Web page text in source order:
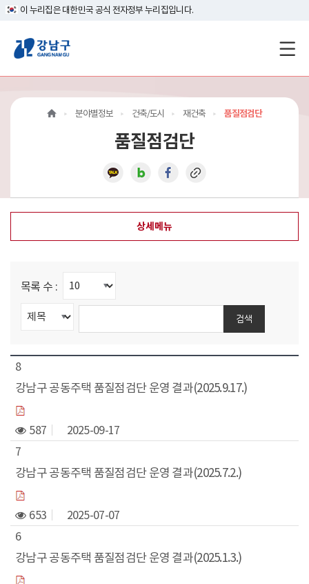
이 누리집은 대한민국 공식 전자정부 누리집입니다.
강
남
구
지
메
이
동
분야별정보 건축/도시 재건축 품질점검단
품질점검단
상세메뉴
목록 수 :
검색
8
강남구 공동주택 품질점검단 운영 결과(2025.9.17.)
587
2025-09-17
7
강남구 공동주택 품질점검단 운영 결과(2025.7.2.)
653
2025-07-07
6
강남구 공동주택 품질점검단 운영 결과(2025.1.3.)